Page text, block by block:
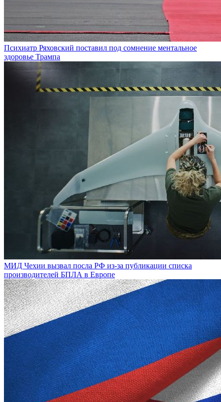
Психиатр Ряховский поставил под сомнение ментальное
здоровье Трампа
МИД Чехии вызвал посла РФ из-за публикации списка
производителей БПЛА в Европе